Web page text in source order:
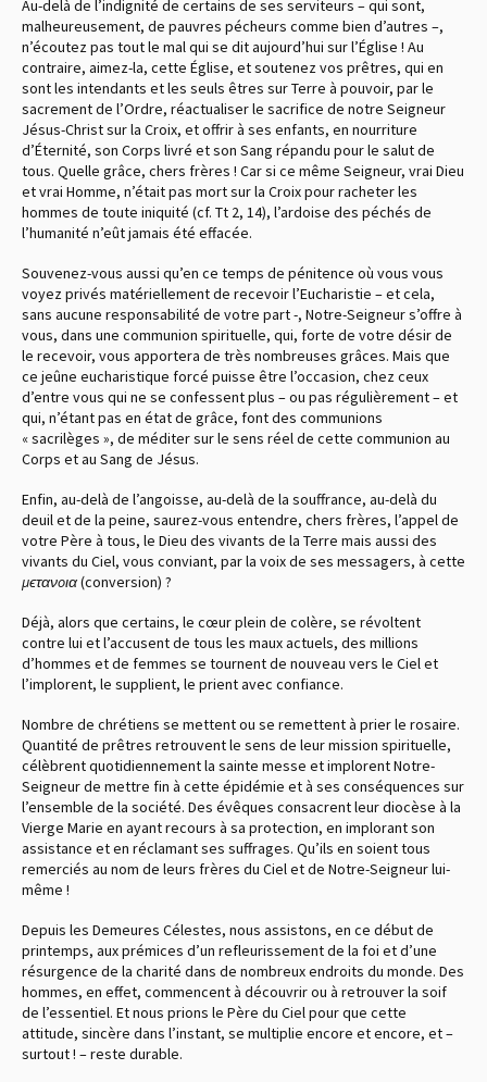
Au-delà de l’indignité de certains de ses serviteurs – qui sont,
malheureusement, de pauvres pécheurs comme bien d’autres –,
n’écoutez pas tout le mal qui se dit aujourd’hui sur l’Église ! Au
contraire, aimez-la, cette Église, et soutenez vos prêtres, qui en
sont les intendants et les seuls êtres sur Terre à pouvoir, par le
sacrement de l’Ordre, réactualiser le sacrifice de notre Seigneur
Jésus-Christ sur la Croix, et offrir à ses enfants, en nourriture
d’Éternité, son Corps livré et son Sang répandu pour le salut de
tous. Quelle grâce, chers frères ! Car si ce même Seigneur, vrai Dieu
et vrai Homme, n’était pas mort sur la Croix pour racheter les
hommes de toute iniquité (cf. Tt 2, 14), l’ardoise des péchés de
l’humanité n’eût jamais été effacée.
Souvenez-vous aussi qu’en ce temps de pénitence où vous vous
voyez privés matériellement de recevoir l’Eucharistie – et cela,
sans aucune responsabilité de votre part -, Notre-Seigneur s’offre à
vous, dans une communion spirituelle, qui, forte de votre désir de
le recevoir, vous apportera de très nombreuses grâces. Mais que
ce jeûne eucharistique forcé puisse être l’occasion, chez ceux
d’entre vous qui ne se confessent plus – ou pas régulièrement – et
qui, n’étant pas en état de grâce, font des communions
« sacrilèges », de méditer sur le sens réel de cette communion au
Corps et au Sang de Jésus.
Enfin, au-delà de l’angoisse, au-delà de la souffrance, au-delà du
deuil et de la peine, saurez-vous entendre, chers frères, l’appel de
votre Père à tous, le Dieu des vivants de la Terre mais aussi des
vivants du Ciel, vous conviant, par la voix de ses messagers, à cette
μϵτανoια(conversion) ?
Déjà, alors que certains, le cœur plein de colère, se révoltent
contre lui et l’accusent de tous les maux actuels, des millions
d’hommes et de femmes se tournent de nouveau vers le Ciel et
l’implorent, le supplient, le prient avec confiance.
Nombre de chrétiens se mettent ou se remettent à prier le rosaire.
Quantité de prêtres retrouvent le sens de leur mission spirituelle,
célèbrent quotidiennement la sainte messe et implorent Notre-
Seigneur de mettre fin à cette épidémie et à ses conséquences sur
l’ensemble de la société. Des évêques consacrent leur diocèse à la
Vierge Marie en ayant recours à sa protection, en implorant son
assistance et en réclamant ses suffrages. Qu’ils en soient tous
remerciés au nom de leurs frères du Ciel et de Notre-Seigneur lui-
même !
Depuis les Demeures Célestes, nous assistons, en ce début de
printemps, aux prémices d’un refleurissement de la foi et d’une
résurgence de la charité dans de nombreux endroits du monde. Des
hommes, en effet, commencent à découvrir ou à retrouver la soif
de l’essentiel. Et nous prions le Père du Ciel pour que cette
attitude, sincère dans l’instant, se multiplie encore et encore, et –
surtout ! – reste durable.